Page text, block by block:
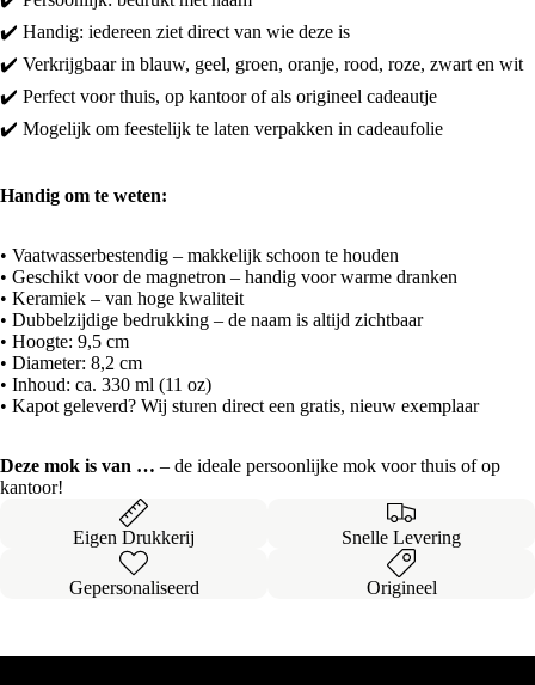
✔️ Handig: iedereen ziet direct van wie deze is
✔️ Verkrijgbaar in blauw, geel, groen, oranje, rood, roze, zwart en wit
✔️ Perfect voor thuis, op kantoor of als origineel cadeautje
✔️ Mogelijk om feestelijk te laten verpakken in cadeaufolie
Handig om te weten:
• Vaatwasserbestendig – makkelijk schoon te houden
• Geschikt voor de magnetron – handig voor warme dranken
• Keramiek – van hoge kwaliteit
• Dubbelzijdige bedrukking – de naam is altijd zichtbaar
• Hoogte: 9,5 cm
• Diameter: 8,2 cm
• Inhoud: ca. 330 ml (11 oz)
• Kapot geleverd? Wij sturen direct een gratis, nieuw exemplaar
Deze mok is van … – de ideale persoonlijke mok voor thuis of op
kantoor!
Eigen Drukkerij Snelle Levering
Gepersonaliseerd Origineel